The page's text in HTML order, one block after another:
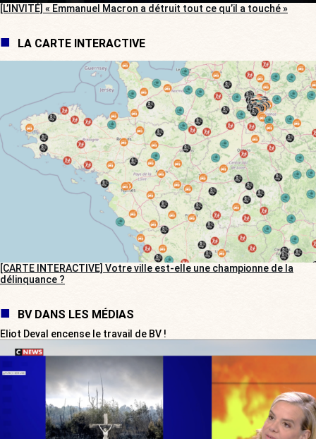
[L’INVITÉ] « Emmanuel Macron a détruit tout ce qu’il a touché »
LA CARTE INTERACTIVE
[CARTE INTERACTIVE] Votre ville est-elle une championne de la
délinquance ?
BV DANS LES MÉDIAS
Eliot Deval encense le travail de BV !